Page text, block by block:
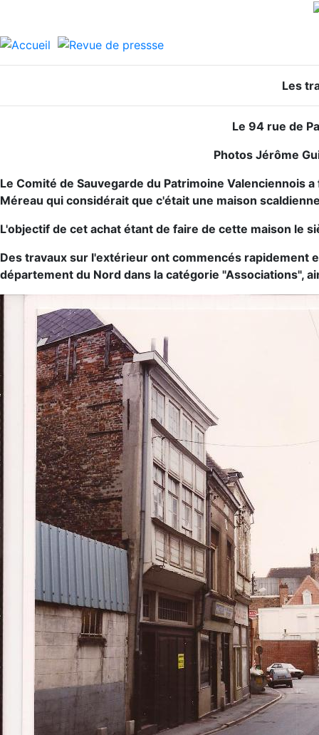
Les
Le 94 rue de
Photos Jérôme
Le Comité de Sauvegarde du Patrimoine Valenciennois
Méreau qui considérait que c'était une maison
L'objectif de cet achat étant de faire de cette maison le
Des travaux sur l'extérieur ont commencés rapidement
département du Nord dans la catégorie "Associations",